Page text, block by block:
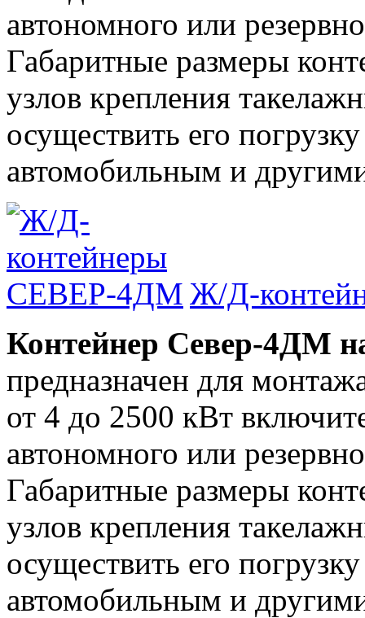
автономного или
Габаритные размеры
узлов крепления
осуществить его
автомобильным и
Ж/Д-
Контейнер Север-4ДМ
предназначен для
от 4 до 2500 кВт
автономного или
Габаритные размеры
узлов крепления
осуществить его
автомобильным и